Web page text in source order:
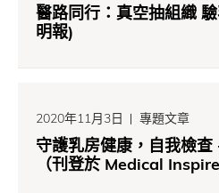
醫路同行：真空抽組織
明報)
2020年11月3日 專題文章
守護乳房健康，自我檢
（刊登於 Medical Inspire